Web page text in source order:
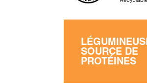
SOURCE DE
PROTÉINES